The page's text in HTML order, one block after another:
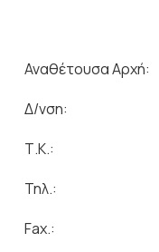
Αναθέτουσα
Δ/
Τ.Κ.:
Τηλ.:
Fax.: